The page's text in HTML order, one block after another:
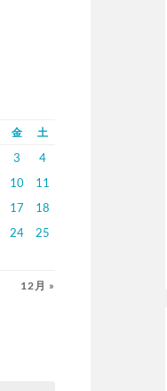
金 土
3
4
10
11
17
18
24
25
12月 »